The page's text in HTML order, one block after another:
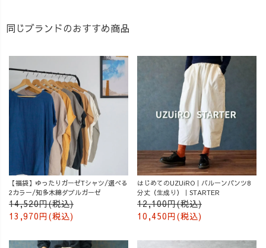
同じブランドのおすすめ商品
【福袋】ゆったりガーゼTシャツ/選べる
2カラー/知多木綿ダブルガーゼ
14,520円(税込)
13,970円(税込)
はじめてのUZUiRO｜バルーンパンツ8
分丈（生成り）｜STARTER
12,100円(税込)
10,450円(税込)